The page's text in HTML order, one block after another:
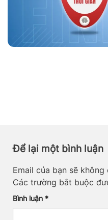
Để lại một bình luận
Email của bạn sẽ
Các trường bắt buộc
Bình luận *